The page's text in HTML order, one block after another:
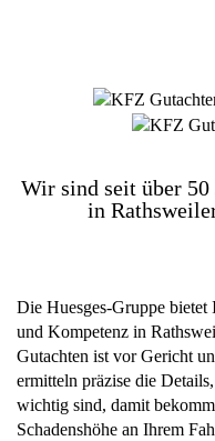
Wir sind seit über
in
Die Huesges-Gruppe bietet
und Kompetenz in
Gutachten ist vor Gericht
ermitteln präzise die
wichtig sind, damit
Schadenshöhe an Ihrem